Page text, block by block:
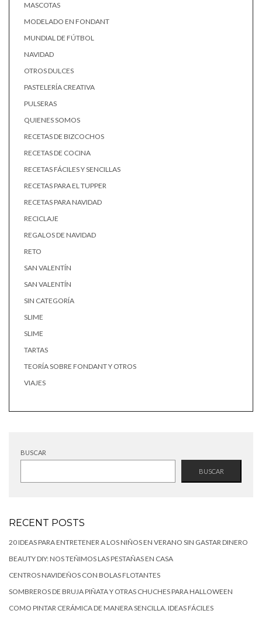
MASCOTAS
MODELADO EN FONDANT
MUNDIAL DE FÚTBOL
NAVIDAD
OTROS DULCES
PASTELERÍA CREATIVA
PULSERAS
QUIENES SOMOS
RECETAS DE BIZCOCHOS
RECETAS DE COCINA
RECETAS FÁCILES Y SENCILLAS
RECETAS PARA EL TUPPER
RECETAS PARA NAVIDAD
RECICLAJE
REGALOS DE NAVIDAD
RETO
SAN VALENTÍN
SAN VALENTÍN
SIN CATEGORÍA
SLIME
SLIME
TARTAS
TEORÍA SOBRE FONDANT Y OTROS
VIAJES
BUSCAR
BUSCAR
RECENT POSTS
20 IDEAS PARA ENTRETENER A LOS NIÑOS EN VERANO SIN GASTAR DINERO
BEAUTY DIY: NOS TEÑIMOS LAS PESTAÑAS EN CASA
CENTROS NAVIDEÑOS CON BOLAS FLOTANTES
SOMBREROS DE BRUJA PIÑATA Y OTRAS CHUCHES PARA HALLOWEEN
COMO PINTAR CERÁMICA DE MANERA SENCILLA. IDEAS FÁCILES